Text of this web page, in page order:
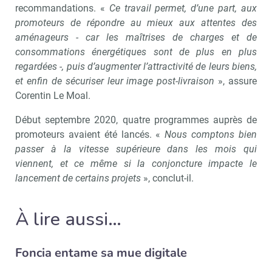
recommandations. « Ce travail permet, d’une part, aux
promoteurs de répondre au mieux aux attentes des
aménageurs - car les maîtrises de charges et de
consommations énergétiques sont de plus en plus
regardées -, puis d’augmenter l’attractivité de leurs biens,
et enfin de sécuriser leur image post-livraison », assure
Corentin Le Moal.
Début septembre 2020, quatre programmes auprès de
promoteurs avaient été lancés. «Nous comptons bien
passer à la vitesse supérieure dans les mois qui
viennent, et ce même si la conjoncture impacte le
lancement de certains projets », conclut-il.
À lire aussi…
Foncia entame sa mue digitale
Recevoir Immo Matin
Valider